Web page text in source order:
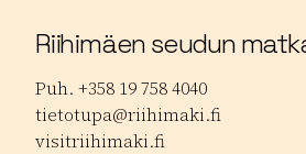
Riihimäen seudun
Puh. +358 19 758 4040
tietotupa@riihimaki.fi
visitriihimaki.fi